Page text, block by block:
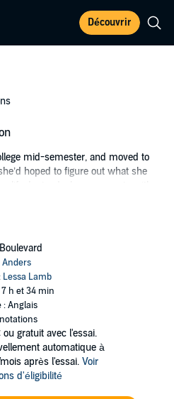
Découvrir
mid-semester, and moved to
hoped to figure out what she
life. Instead, she reconnects with
to return to the place she’d hoped
face the people, and the pain she
person she was, and decide who
herself enough to let the past
Anders
Anders
Lessa Lamb
7 h et 34 min
: Anglais
ou gratuit avec l'essai.
automatique à
après l'essai. Voir
d'éligibilité